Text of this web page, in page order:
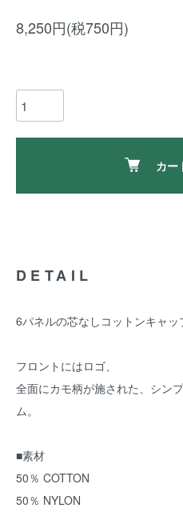
8,250円(税750円)
カー
DETAIL
6パネルの芯なしコットンキャッ
フロントにはロゴ、
全面にカモ柄が施された、シン
ム。
■素材
50％ COTTON
50％ NYLON